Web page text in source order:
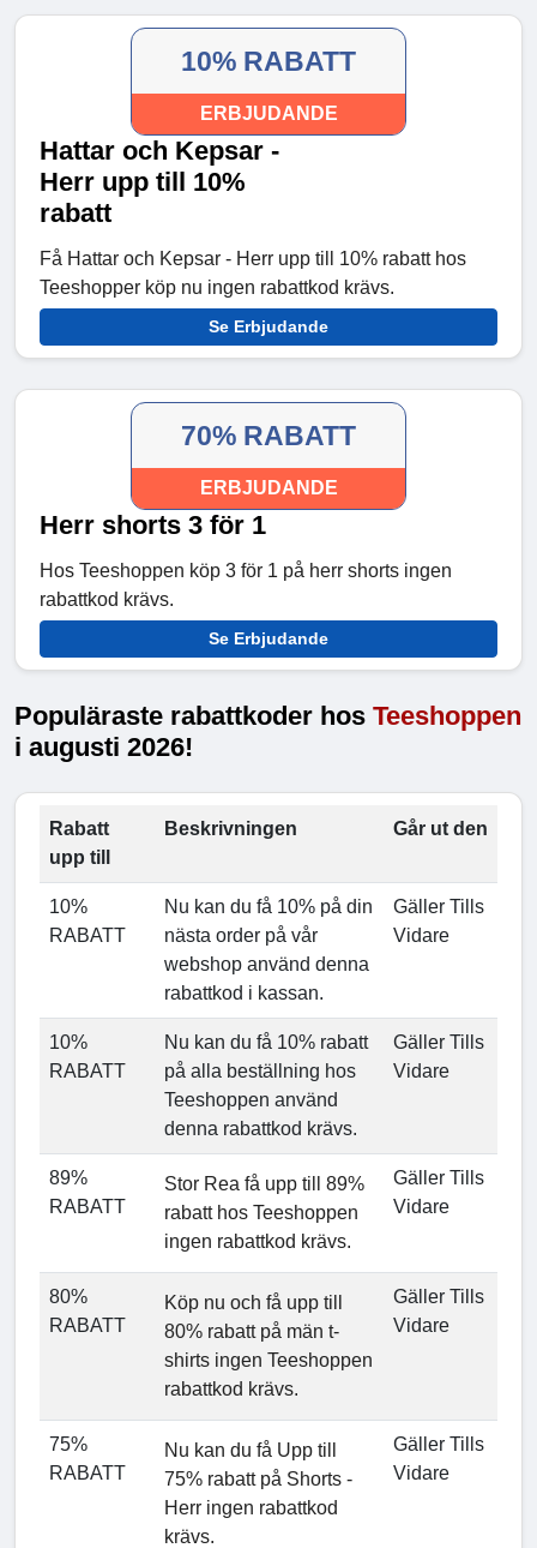
10% RABATT
ERBJUDANDE
Hattar och Kepsar -
Herr upp till 10%
rabatt
Få Hattar och Kepsar - Herr upp till 10% rabatt hos
Teeshopper köp nu ingen rabattkod krävs.
Se Erbjudande
70% RABATT
ERBJUDANDE
Herr shorts 3 för 1
Hos Teeshoppen köp 3 för 1 på herr shorts ingen
rabattkod krävs.
Se Erbjudande
Populäraste rabattkoder hos Teeshoppen
i augusti 2026!
Rabatt
upp till
Beskrivningen Går ut den
10%
RABATT
Nu kan du få 10% på din
nästa order på vår
webshop använd denna
rabattkod i kassan.
Gäller Tills
Vidare
10%
RABATT
Nu kan du få 10% rabatt
på alla beställning hos
Teeshoppen använd
denna rabattkod krävs.
Gäller Tills
Vidare
89%
RABATT
Stor Rea få upp till 89%
rabatt hos Teeshoppen
ingen rabattkod krävs.
Gäller Tills
Vidare
80%
RABATT
Köp nu och få upp till
80% rabatt på män t-
shirts ingen Teeshoppen
rabattkod krävs.
Gäller Tills
Vidare
75%
RABATT
Nu kan du få Upp till
75% rabatt på Shorts -
Herr ingen rabattkod
krävs.
Gäller Tills
Vidare